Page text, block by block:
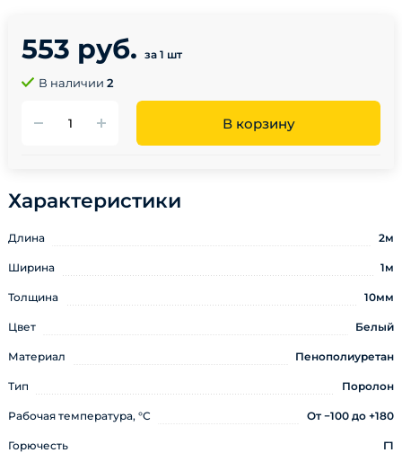
553 руб. за 1 шт
В наличии 2
В корзину
Характеристики
Длина 2м
Ширина 1м
Толщина 10мм
Цвет Белый
Материал Пенополиуретан
Тип Поролон
Рабочая температура, °С От −100 до +180
Горючесть Г1